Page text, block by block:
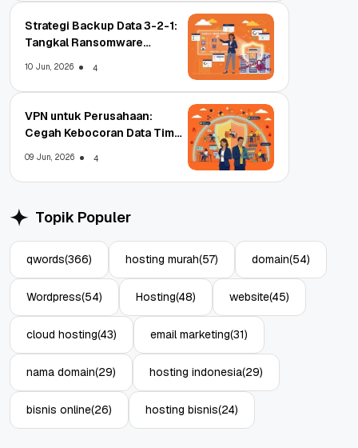
Strategi Backup Data 3-2-1:
Tangkal Ransomware
10 Jun, 2026 4
VPN untuk Perusahaan:
Cegah Kebocoran Data Tim
09 Jun, 2026 4
Topik Populer
qwords(366) hosting murah(57) domain(54)
Wordpress(54) Hosting(48) website(45)
cloud hosting(43) email marketing(31)
nama domain(29) hosting indonesia(29)
bisnis online(26) hosting bisnis(24)